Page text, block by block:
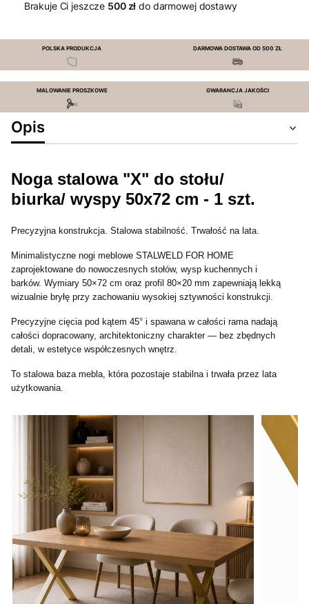
Brakuje Ci jeszcze 500 zł do darmowej dostawy
POLSKA PRODUKCJA DARMOWA DOSTAWA OD 500 ZŁ
MALOWANIE PROSZKOWE GWARANCJA JAKOŚCI
Opis
Noga stalowa "X" do stołu/
biurka/ wyspy 50x72 cm - 1 szt.
Precyzyjna konstrukcja. Stalowa stabilność. Trwałość na lata.
Minimalistyczne nogi meblowe STALWELD FOR HOME
zaprojektowane do nowoczesnych stołów, wysp kuchennych i
barków. Wymiary 50×72 cm oraz profil 80×20 mm zapewniają lekką
wizualnie bryłę przy zachowaniu wysokiej sztywności konstrukcji.
Precyzyjne cięcia pod kątem 45° i spawana w całości rama nadają
całości dopracowany, architektoniczny charakter — bez zbędnych
detali, w estetyce współczesnych wnętrz.
To stalowa baza mebla, która pozostaje stabilna i trwała przez lata
użytkowania.